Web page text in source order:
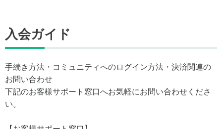
入会ガイド
手続き方法・コミュニティへのログイン方法・決済関連の
お問い合わせ
下記のお客様サポート窓口へお気軽にお問い合わせくださ
い。